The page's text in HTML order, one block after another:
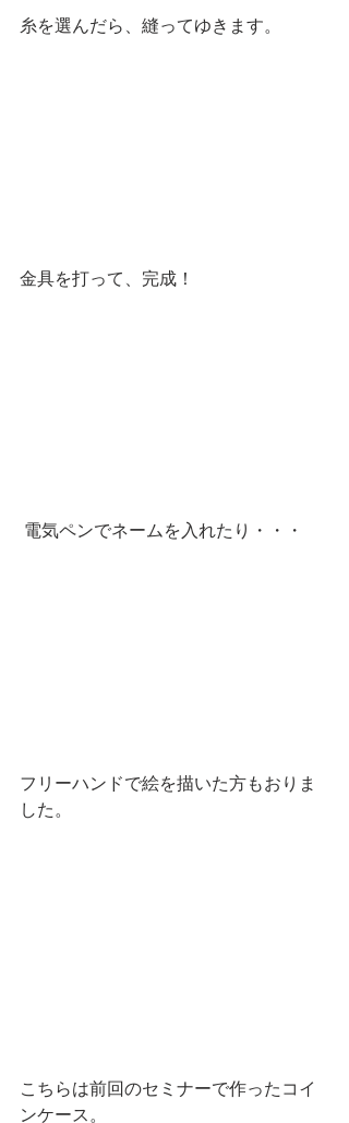
糸を選んだら、縫ってゆきます。
金具を打って、完成！
電気ペンでネームを入れたり・・・
フリーハンドで絵を描いた方もおりま
した。
こちらは前回のセミナーで作ったコイ
ンケース。